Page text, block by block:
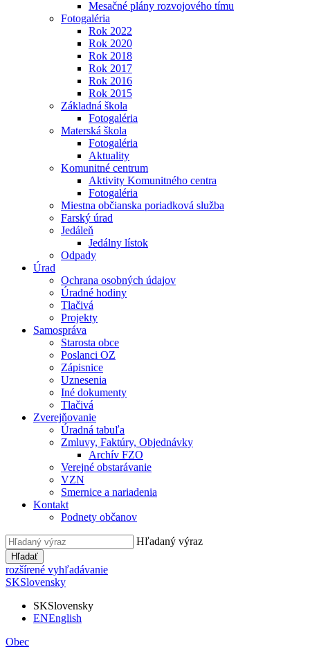
Mesačné plány rozvojového tímu
Fotogaléria
Rok 2022
Rok 2020
Rok 2018
Rok 2017
Rok 2016
Rok 2015
Základná škola
Fotogaléria
Materská škola
Fotogaléria
Aktuality
Komunitné centrum
Aktivity Komunitného centra
Fotogaléria
Miestna občianska poriadková služba
Farský úrad
Jedáleň
Jedálny lístok
Odpady
Úrad
Ochrana osobných údajov
Úradné hodiny
Tlačivá
Projekty
Samospráva
Starosta obce
Poslanci OZ
Zápisnice
Uznesenia
Iné dokumenty
Tlačivá
Zverejňovanie
Úradná tabuľa
Zmluvy, Faktúry, Objednávky
Archív FZO
Verejné obstarávanie
VZN
Smernice a nariadenia
Kontakt
Podnety občanov
Hľadaný výraz
Hľadať
rozšírené vyhľadávanie
SKSlovensky
SKSlovensky
ENEnglish
Obec